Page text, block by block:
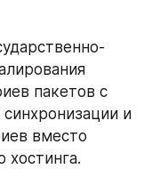
пакетов с
и
вместо
хостинга.